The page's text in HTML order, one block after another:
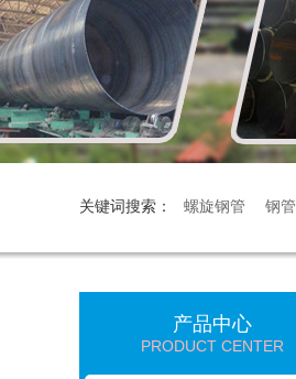
关键词搜索： 螺旋钢管 钢管
产品中心
PRODUCT CENTER